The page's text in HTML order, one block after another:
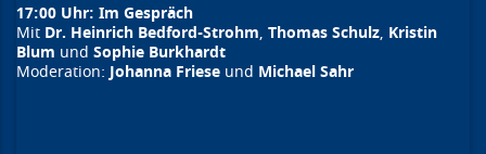
17:00 Uhr: Im Gespräch
Mit Dr. Heinrich Bedford-Strohm, Thomas Schulz, Kristin
Blum und Sophie Burkhardt
Moderation: Johanna Friese und Michael Sahr